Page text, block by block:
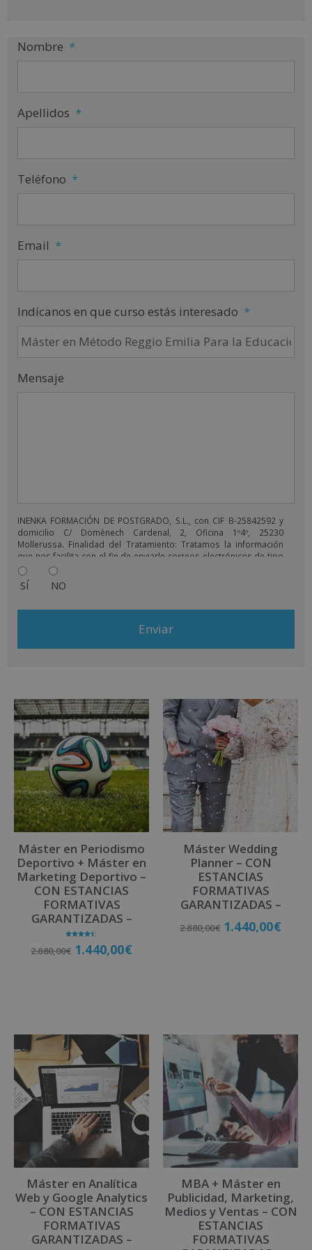
Nombre *
Apellidos *
Teléfono *
Email *
Indícanos en que curso estás interesado *
Mensaje
INENKA FORMACIÓN DE POSTGRADO, S.L., con CIF B-25842592 y
domicilio C/ Domènech Cardenal, 2, Oficina 1º4º, 25230
Mollerussa. Finalidad del Tratamiento: Tratamos la información
que nos facilita con el fin de enviarle correos electrónicos de tipo
comercial relacionado con los productos ofrecidos y otros tipo
de productos que fueran de su interés. Legitimación del
tratamiento: Consentimiento del interesado. Derechos: Puede
más información consulte nuestra Política de Privacidad. Desea
SÍ NO
t
e
r
n
a
t
i
v
e
:
Máster en Periodismo
Deportivo + Máster en
Marketing Deportivo –
CON ESTANCIAS
FORMATIVAS
GARANTIZADAS –
con
4.33
2.880,00€ 1.440,00€
Máster Wedding
Planner – CON
ESTANCIAS
FORMATIVAS
GARANTIZADAS –
2.880,00€ 1.440,00€
Máster en Analítica
Web y Google Analytics
– CON ESTANCIAS
FORMATIVAS
GARANTIZADAS –
MBA + Máster en
Publicidad, Marketing,
Medios y Ventas – CON
ESTANCIAS
FORMATIVAS